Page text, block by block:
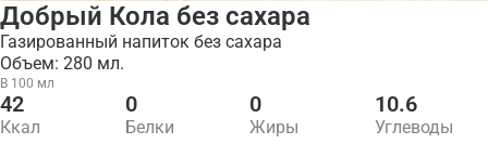
Добрый Кола без сахара
Газированный напиток без сахара
Объем: 280 мл.
В 100 мл
42
Ккал
0
Белки
0
Жиры
10.6
Углеводы